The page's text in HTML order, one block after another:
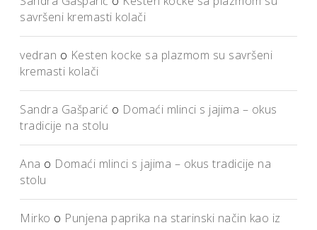
savršeni kremasti kolači
vedran o Kesten kocke sa plazmom su savršeni
kremasti kolači
Sandra Gašparić o Domaći mlinci s jajima – okus
tradicije na stolu
Ana o Domaći mlinci s jajima – okus tradicije na
stolu
Mirko o Punjena paprika na starinski način kao iz